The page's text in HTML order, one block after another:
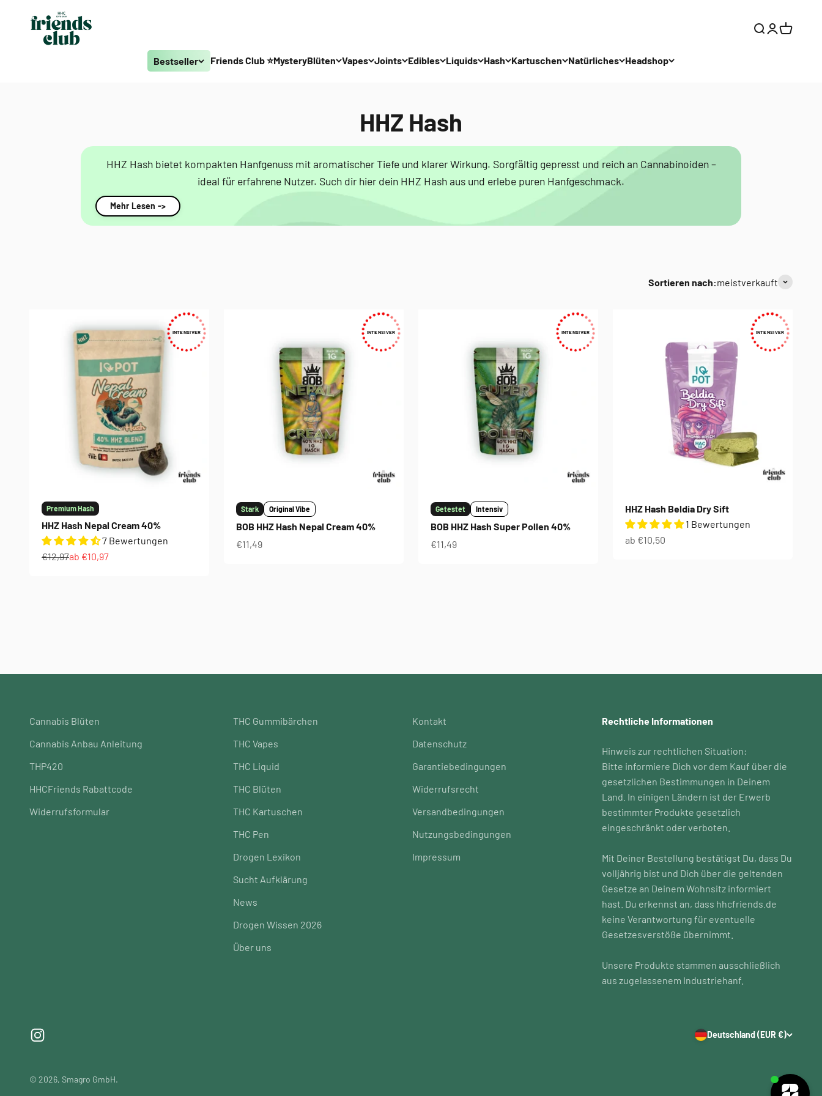
Bestseller Friends Club ⭐MysteryBlüten Vapes Joints Edibles Liquids Hash Kartuschen Natürliches Headshop
Smagro GmbH
SucheAnmelden
HHZ Hash
HHZ Hash bietet kompakten Hanfgenuss mit aromatischer Tiefe und klarer Wirkung. Sorgfältig gepresst und reich an Cannabinoiden –
ideal für erfahrene Nutzer. Such dir hier dein HHZ Hash aus und erlebe puren Hanfgeschmack.
Mehr Lesen ->
Sortieren nach:meistverkauft
INTENSIVER
Premium Hash
HHZ Hash Nepal Cream 40%
7 Bewertungen
Regulärer Preis
€12,97Angebot
ab €10,97
INTENSIVER
Stark Original Vibe
BOB HHZ Hash Nepal Cream 40%
Angebot
€11,49
INTENSIVER
Getestet Intensiv
BOB HHZ Hash Super Pollen 40%
Angebot
€11,49
INTENSIVER
HHZ Hash Beldia Dry Sift
1 Bewertungen
Angebot
ab €10,50
Cannabis Blüten
Cannabis Anbau Anleitung
THP420
HHCFriends Rabattcode
Widerrufsformular
THC Gummibärchen
THC Vapes
THC Liquid
THC Blüten
THC Kartuschen
THC Pen
Drogen Lexikon
Sucht Aufklärung
News
Drogen Wissen 2026
Über uns
Kontakt
Datenschutz
Garantiebedingungen
Widerrufsrecht
Versandbedingungen
Nutzungsbedingungen
Impressum
Rechtliche Informationen
Hinweis zur rechtlichen Situation:
Bitte informiere Dich vor dem Kauf über die
gesetzlichen Bestimmungen in Deinem
Land. In einigen Ländern ist der Erwerb
bestimmter Produkte gesetzlich
eingeschränkt oder verboten.
Mit Deiner Bestellung bestätigst Du, dass Du
volljährig bist und Dich über die geltenden
Gesetze an Deinem Wohnsitz informiert
hast. Du erkennst an, dass hhcfriends.de
keine Verantwortung für eventuelle
Gesetzesverstöße übernimmt.
Unsere Produkte stammen ausschließlich
aus zugelassenem Industriehanf.
Deutschland (EUR €)
© 2026, Smagro GmbH.